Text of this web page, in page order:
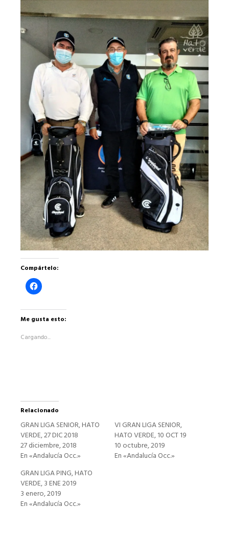
Compártelo:
Haz
clic
en
Facebook
en
Me gusta esto:
Cargando...
Relacionado
GRAN LIGA SENIOR, HATO
VERDE, 27 DIC 2018
27 diciembre, 2018
En «Andalucía Occ.»
VI GRAN LIGA SENIOR,
HATO VERDE, 10 OCT 19
10 octubre, 2019
En «Andalucía Occ.»
GRAN LIGA PING, HATO
VERDE, 3 ENE 2019
3 enero, 2019
En «Andalucía Occ.»